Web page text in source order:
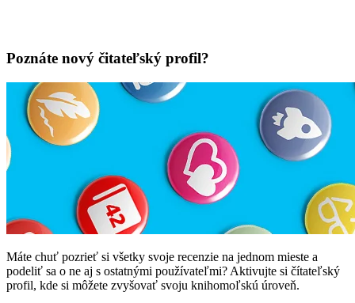
Poznáte nový čitateľský profil?
Máte chuť pozrieť si všetky svoje recenzie na jednom mieste a
podeliť sa o ne aj s ostatnými používateľmi? Aktivujte si čítateľský
profil, kde si môžete zvyšovať svoju knihomoľskú úroveň.